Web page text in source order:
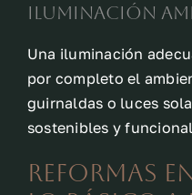
Iluminación
Una iluminación
por completo el
guirnaldas o luces
sostenibles y
Reformas